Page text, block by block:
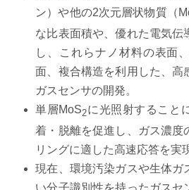
ン）や他の2次元層状物質（
な比表面積や、優れた電気伝
し、これらナノ材料の表面
面、複合構造を利用した、高
ガスセンサの開発。
単層MoS2に光照射すること
着・脱離を促進し、ガス濃度
リングに適した高速応答を実
現在、環境汚染ガスや生体ガ